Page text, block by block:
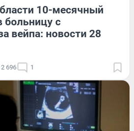
10-месячный
больницу с
вейпа: новости 28
2 696 1